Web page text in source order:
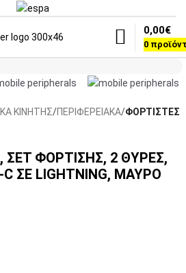
0
0,00€
ΚΙΝΗΤΗΣ ΠΕΡΙΦΕΡΕΙΑΚΑ ΦΟΡΤΙΣΤΕΣ
ΣΕΤ ΦΟΡΤΙΣΗΣ, 2 ΘΥΡΕΣ,
ΣΕ LIGHTNING, ΜΑΥΡΟ